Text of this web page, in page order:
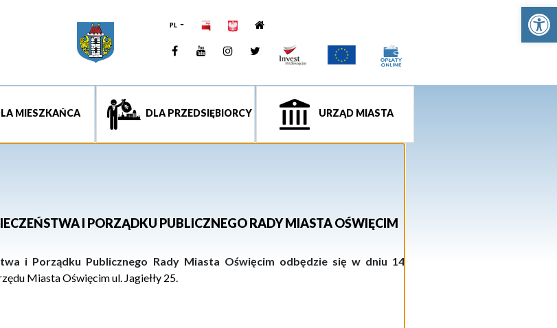
PL
FacebookYouTUbeInstagramTwitter
MIESZKAŃCA DLA PRZEDSIĘBIORCY URZĄD MIASTA
I PORZĄDKU PUBLICZNEGO RADY MIASTA OŚWIĘCIM
i Porządku Publicznego Rady Miasta Oświęcim odbędzie się w dniu 14
Miasta Oświęcimul. Jagiełły 25.